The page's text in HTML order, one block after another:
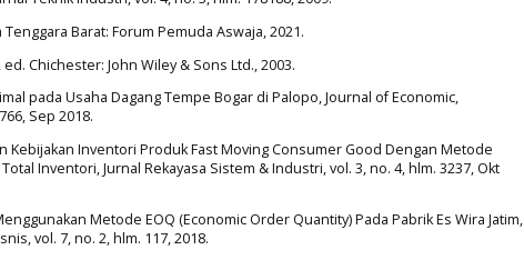
Barat: Forum Pemuda Aswaja, 2021.
Chichester: John Wiley & Sons Ltd., 2003.
pada Usaha Dagang Tempe Bogar di Palopo, Journal of Economic,
Sep 2018.
Kebijakan Inventori Produk Fast Moving Consumer Good Dengan Metode
Inventori, Jurnal Rekayasa Sistem & Industri, vol. 3, no. 4, hlm. 3237, Okt
Metode EOQ (Economic Order Quantity) Pada Pabrik Es Wira Jatim,
vol. 7, no. 2, hlm. 117, 2018.